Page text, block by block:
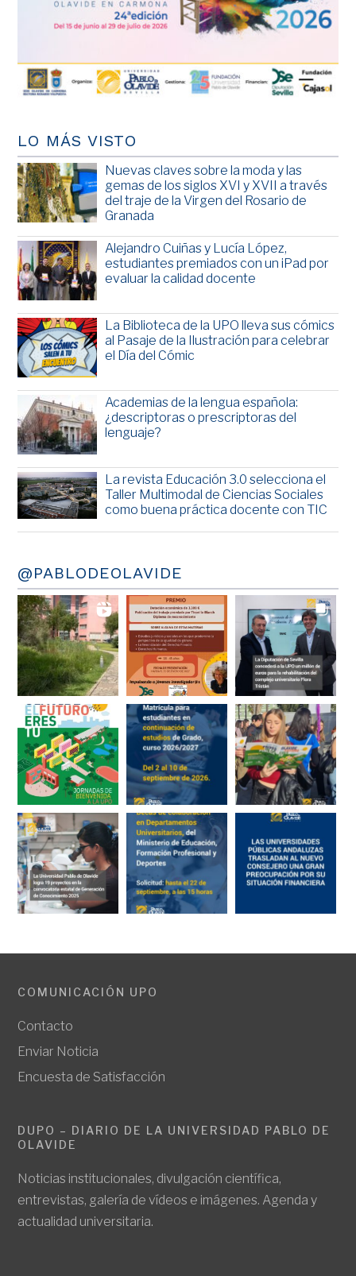
LO MÁS VISTO
Nuevas claves sobre la moda y las
gemas de los siglos XVI y XVII a través
del traje de la Virgen del Rosario de
Granada
Alejandro Cuiñas y Lucía López,
estudiantes premiados con un iPad por
evaluar la calidad docente
La Biblioteca de la UPO lleva sus cómics
al Pasaje de la Ilustración para celebrar
el Día del Cómic
Academias de la lengua española:
¿descriptoras o prescriptoras del
lenguaje?
La revista Educación 3.0 selecciona el
Taller Multimodal de Ciencias Sociales
como buena práctica docente con TIC
@PABLODEOLAVIDE
COMUNICACIÓN UPO
Contacto
Enviar Noticia
Encuesta de Satisfacción
DUPO – DIARIO DE LA UNIVERSIDAD PABLO DE
OLAVIDE
Noticias institucionales, divulgación científica,
entrevistas, galería de vídeos e imágenes. Agenda y
actualidad universitaria.